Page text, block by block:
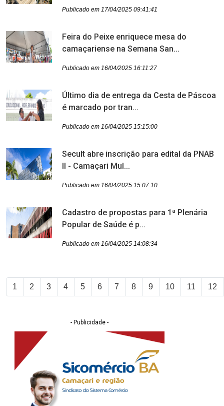
Publicado em 17/04/2025 09:41:41
Feira do Peixe enriquece mesa do
camaçariense na Semana San...
Publicado em 16/04/2025 16:11:27
Último dia de entrega da Cesta de Páscoa
é marcado por tran...
Publicado em 16/04/2025 15:15:00
Secult abre inscrição para edital da PNAB
II - Camaçari Mul...
Publicado em 16/04/2025 15:07:10
Cadastro de propostas para 1ª Plenária
Popular de Saúde é p...
Publicado em 16/04/2025 14:08:34
1 2 3 4 5 6 7 8 9 10 11 12
- Publicidade -